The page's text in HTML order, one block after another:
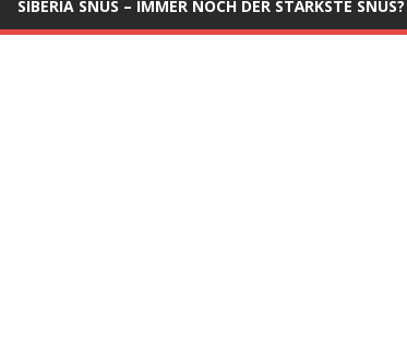
SIBERIA SNUS – IMMER NOCH DER STÄRKSTE SNUS?